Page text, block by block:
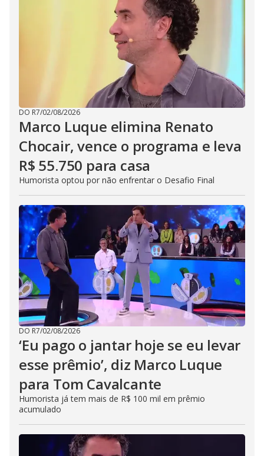
DO R7/02/08/2026
Marco Luque elimina Renato
Chocair, vence o programa e leva
R$ 55.750 para casa
Humorista optou por não enfrentar o Desafio Final
DO R7/02/08/2026
‘Eu pago o jantar hoje se eu levar
esse prêmio’, diz Marco Luque
para Tom Cavalcante
Humorista já tem mais de R$ 100 mil em prêmio
acumulado